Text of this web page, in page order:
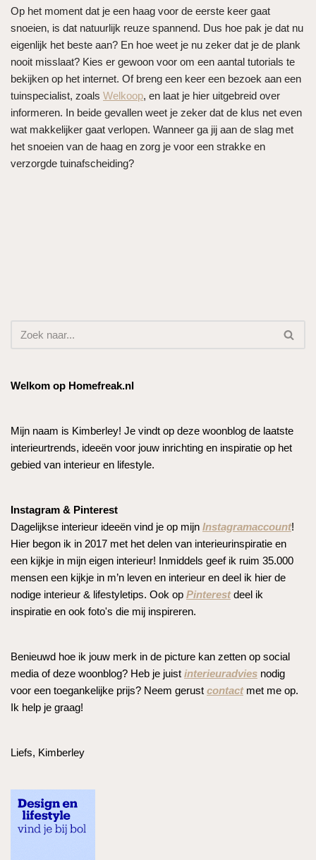
Op het moment dat je een haag voor de eerste keer gaat
snoeien, is dat natuurlijk reuze spannend. Dus hoe pak je dat nu
eigenlijk het beste aan? En hoe weet je nu zeker dat je de plank
nooit misslaat? Kies er gewoon voor om een aantal tutorials te
bekijken op het internet. Of breng een keer een bezoek aan een
tuinspecialist, zoals Welkoop, en laat je hier uitgebreid over
informeren. In beide gevallen weet je zeker dat de klus net even
wat makkelijker gaat verlopen. Wanneer ga jij aan de slag met
het snoeien van de haag en zorg je voor een strakke en
verzorgde tuinafscheiding?
Welkom op Homefreak.nl
Mijn naam is Kimberley! Je vindt op deze woonblog de laatste
interieurtrends, ideeën voor jouw inrichting en inspiratie op het
gebied van interieur en lifestyle.
Instagram & Pinterest
Dagelijkse interieur ideeën vind je op mijn Instagramaccount!
Hier begon ik in 2017 met het delen van interieurinspiratie en
een kijkje in mijn eigen interieur! Inmiddels geef ik ruim 35.000
mensen een kijkje in m’n leven en interieur en deel ik hier de
nodige interieur & lifestyletips. Ook op Pinterestdeel ik
inspiratie en ook foto's die mij inspireren.
Benieuwd hoe ik jouw merk in de picture kan zetten op social
media of deze woonblog? Heb je juist interieuradvies nodig
voor een toegankelijke prijs? Neem gerust contactmet me op.
Ik help je graag!
Liefs, Kimberley